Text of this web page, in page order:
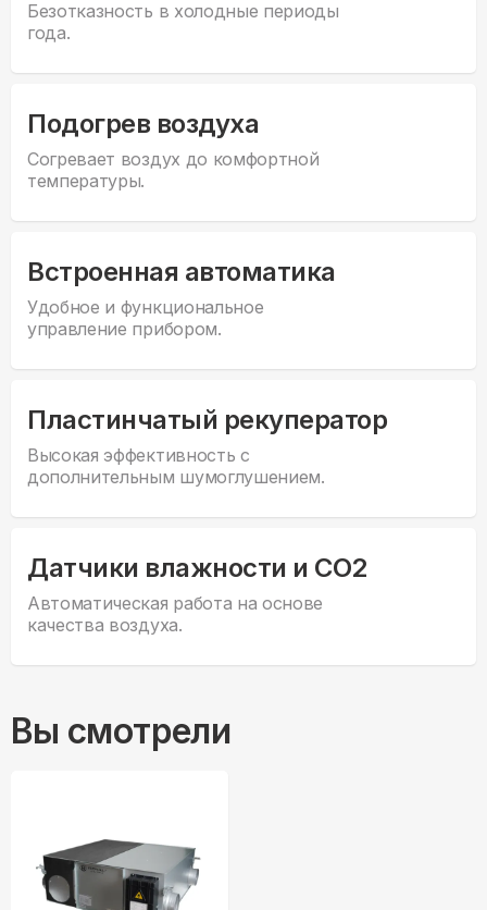
Безотказность в холодные периоды
года.
Подогрев воздуха
Согревает воздух до комфортной
температуры.
Встроенная автоматика
Удобное и функциональное
управление прибором.
Пластинчатый рекуператор
Высокая эффективность с
дополнительным шумоглушением.
Датчики влажности и CO2
Автоматическая работа на основе
качества воздуха.
Вы смотрели